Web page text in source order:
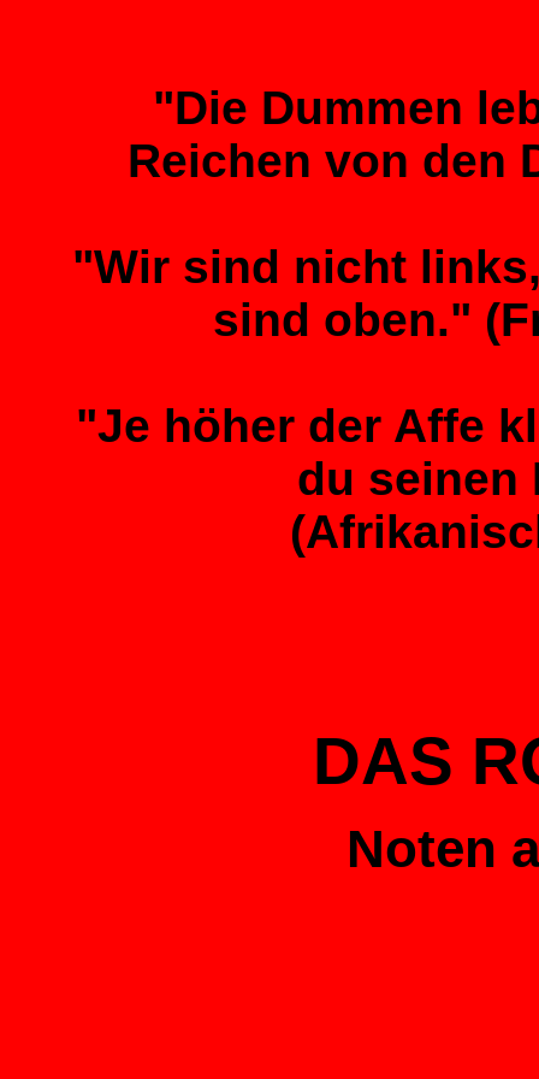
"Die Dummen
Reichen von den
"Wir sind nicht
sind oben."
"Je höher der Affe
du seinen
DAS
Noten